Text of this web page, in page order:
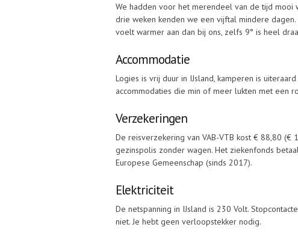
We hadden voor het merendeel van de tijd mooi
drie weken kenden we een vijftal mindere
voelt warmer aan dan bij ons, zelfs 9° is heel
Accommodatie
Logies is vrij duur in IJsland, kamperen is
accommodaties die min of meer lukten met een
Verzekeringen
De reisverzekering van VAB-VTB kost € 88,80
gezinspolis zonder wagen. Het ziekenfonds
Europese Gemeenschap (sinds 2017).
Elektriciteit
De netspanning in IJsland is 230 Volt.
niet. Je hebt geen verloopstekker nodig.